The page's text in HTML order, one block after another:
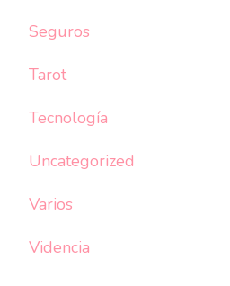
Seguros
Tarot
Tecnología
Uncategorized
Varios
Videncia